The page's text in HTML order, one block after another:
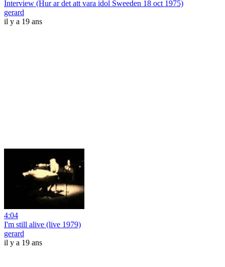
Interview (Hur ar det att vara idol Sweeden 18 oct 1975)
gerard
il y a 19 ans
4:04
I'm still alive (live 1979)
gerard
il y a 19 ans